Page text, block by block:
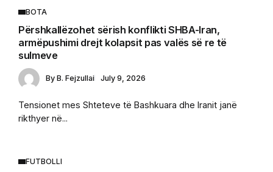
BOTA
Përshkallëzohet sërish konflikti SHBA-Iran,
armëpushimi drejt kolapsit pas valës së re të
sulmeve
By B. Fejzullai July 9, 2026
Tensionet mes Shteteve të Bashkuara dhe Iranit janë
rikthyer në...
FUTBOLLI